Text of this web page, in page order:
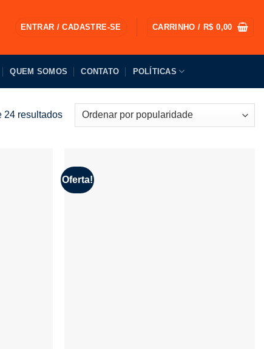
ENTRAR / CADASTRE-SE CARRINHO / R$ 0,00
QUEM SOMOS CONTATO POLÍTICAS
24 resultadosClassificado
por
Oferta!